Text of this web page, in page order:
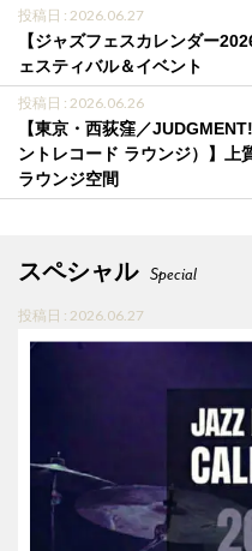
投稿日 : 2026.06.27
【ジャズフェスカレンダー
ェスティバル＆イベント
投稿日 : 2026.06.26
【東京・西荻窪／
ントレコード ラウンジ）】上
ラウンジ空間
スペシャル Special
投稿日 : 2026.06.27